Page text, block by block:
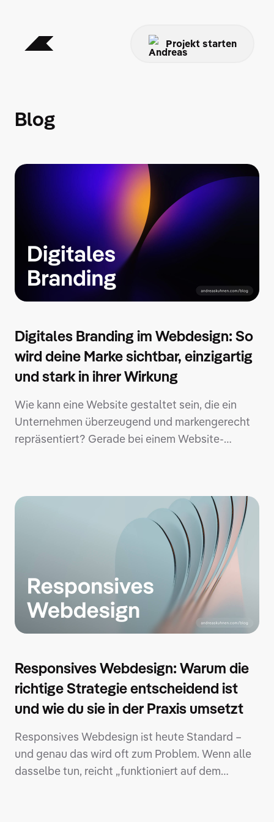
Projekt starten
Blog
Digitales Branding im Webdesign: So
wird deine Marke sichtbar, einzigartig
und stark in ihrer Wirkung
Wie kann eine Website gestaltet sein, die ein
Unternehmen überzeugend und markengerecht
repräsentiert? Gerade bei einem Website-
Manchmal gibt es bereits ein Corporate-Design-
Manual – mal detailliert, mal rudimentär. In
anderen Fällen existieren nur Logo, Farben oder
Schriften. Oft herrscht sogar völliger
Gestaltungsspielraum. Die entscheidende Frage
lautet: Wie wird aus Webdesign mehr als nur eine
Oberfläche – nämlich ein Instrument, das deine
Marke stärkt und dich klar von Mitbewerbern
Responsives Webdesign: Warum die
richtige Strategie entscheidend ist
und wie du sie in der Praxis umsetzt
Responsives Webdesign ist heute Standard –
und genau das wird oft zum Problem. Wenn alle
dasselbe tun, reicht „funktioniert auf dem